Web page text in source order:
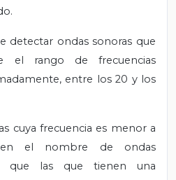
detectar ondas sonoras que
el rango de frecuencias
entre los 20 y los
cuya frecuencia es menor a
el nombre de ondas
que las que tienen una